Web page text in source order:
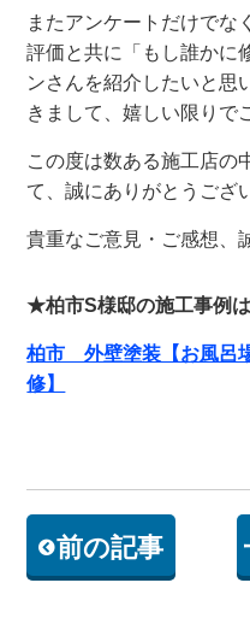
またアンケートだけでな
評価と共に「 もし誰かに
ンさんを紹介したいと思
きまして、嬉しい限りで
この度は数ある施工店の
て、誠にありがとうござ
貴重なご意見・ご感想、
★柏市S様邸の施工事例
柏市 外壁塗装【お風呂
修】
前の記事